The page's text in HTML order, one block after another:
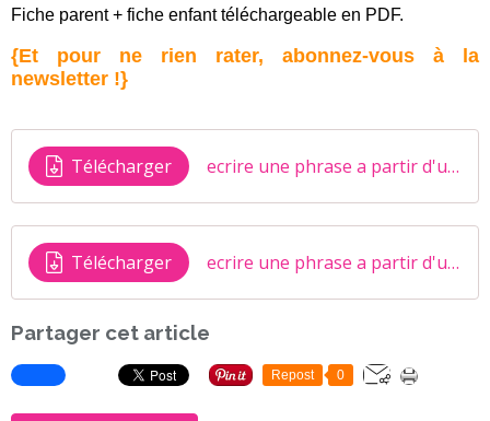
Fiche parent + fiche enfant téléchargeable en PDF.
{Et pour ne rien rater, abonnez-vous à la
newsletter !}
Télécharger ecrire une phrase a partir d'une illustration (enfant)
Télécharger ecrire une phrase a partir d'une illustration (parent)
Partager cet article
Repost 0